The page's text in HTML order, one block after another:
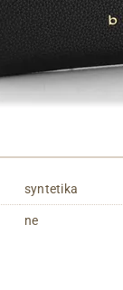
syntetika
ne